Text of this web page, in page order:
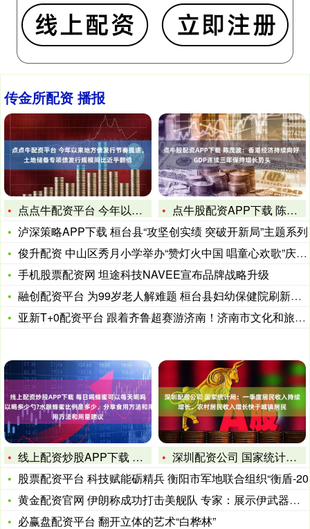
传金所配资 播报
点点牛配资平台 今年以来地方债发行节奏提速，土地储备专项债发
点牛股配资APP下载 陈茂波：香港经济持续向好 GDP连续三
泸深策略APP下载 桓台县“攻坚创实绩 突破开新局”主题系列
俊升配资 中山区秀月小学举办“赞灯火中国 唱童心欢歌”庆六一
手机股票配资网 坦途科技NAVEE宣布品牌战略升级
融创配资平台 为99岁老人解难题 桓台县妇幼保健院刷新高龄老
亚新T+0配资平台 跟着齐鲁超赛游济南！济南市文化和旅游局推
线上配资炒股APP下载 每日喝蜂蜜可以每天喝吗?一次可以喝多
深圳配资公司 国家统计局：一季度居民收入持续增长，农村居民收
股票配资平台 科技赋能砺精兵 衡阳市军地联合组织“衡盾-20
黄金配资官网 伊朗称成功打击美舰队 专家：展示伊武器突防能力
必赢盘配资平台 翻开立体的艺术“白桦林”